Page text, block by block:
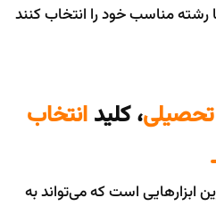
مناسب خود را انتخاب کنند
، کلید انتخاب
ابزارهایی است که می‌تواند به